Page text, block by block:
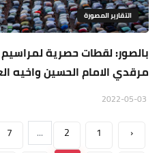
التقارير المصورة
بالصور: لقطات حصرية
مرقدي الامام الحسين واخيه
‹
1
2
...
7